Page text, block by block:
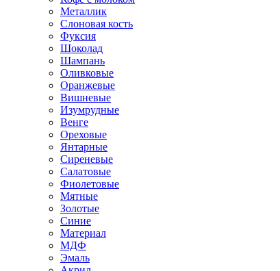
Металлик
Слоновая кость
Фуксия
Шоколад
Шампань
Оливковые
Оранжевые
Вишневые
Изумрудные
Венге
Ореховые
Янтарные
Сиреневые
Салатовые
Фиолетовые
Мятные
Золотые
Синие
Материал
МДФ
Эмаль